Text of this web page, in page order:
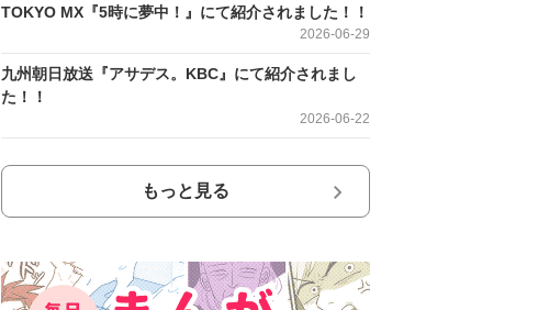
TOKYO MX『5時に夢中！』にて紹介されました！！
2026-06-29
九州朝日放送『アサデス。KBC』にて紹介されまし
た！！
2026-06-22
もっと見る